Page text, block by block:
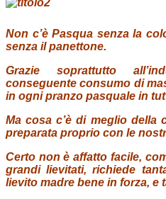
Non c’è Pasqua senza la
senza il panettone.
Grazie soprattutto
conseguente consumo di
in ogni pranzo pasquale in
Ma cosa c’è di meglio della
preparata proprio con le
Certo non è affatto facile,
grandi lievitati, richiede
lievito madre bene in forza, e